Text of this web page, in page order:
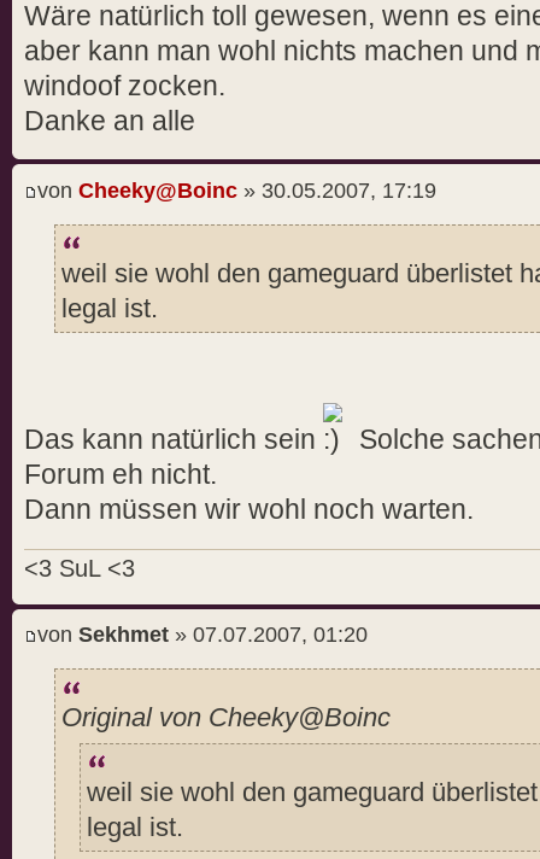
Wäre natürlich toll gewesen, wenn es
aber kann man wohl nichts machen und
windoof zocken.
Danke an alle
von Cheeky@Boinc » 30.05.2007, 17:19
weil sie wohl den gameguard überlistet
legal ist.
Das kann natürlich sein
Solche
Forum eh nicht.
Dann müssen wir wohl noch warten.
<3 SuL <3
von Sekhmet » 07.07.2007, 01:20
Original von Cheeky@Boinc
weil sie wohl den gameguard
legal ist.